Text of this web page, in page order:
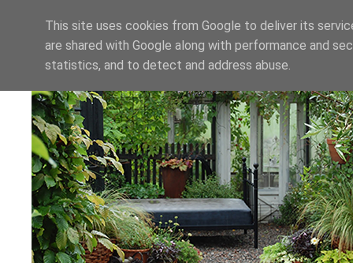
This site uses cookies from Google to deliver its
are shared with Google along with performance and
statistics, and to detect and address abuse.